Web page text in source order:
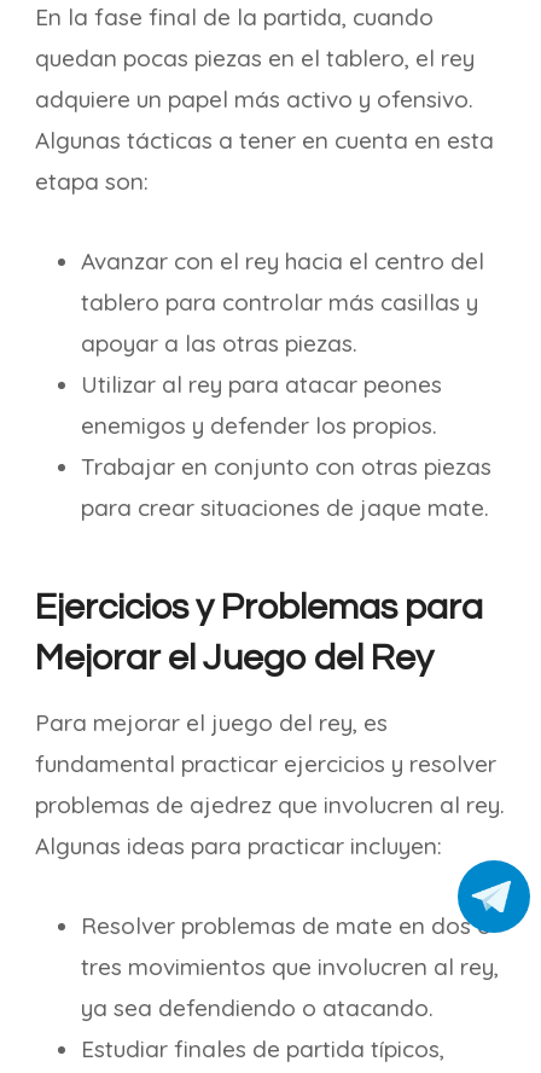
En la fase final de la partida, cuando
quedan pocas piezas en el tablero, el rey
adquiere un papel más activo y ofensivo.
Algunas tácticas a tener en cuenta en esta
etapa son:
Avanzar con el rey hacia el centro del
tablero para controlar más casillas y
apoyar a las otras piezas.
Utilizar al rey para atacar peones
enemigos y defender los propios.
Trabajar en conjunto con otras piezas
para crear situaciones de jaque mate.
Ejercicios y Problemas para
Mejorar el Juego del Rey
Para mejorar el juego del rey, es
fundamental practicar ejercicios y resolver
problemas de ajedrez que involucren al rey.
Algunas ideas para practicar incluyen:
Resolver problemas de mate en dos o
tres movimientos que involucren al rey,
ya sea defendiendo o atacando.
Estudiar finales de partida típicos,